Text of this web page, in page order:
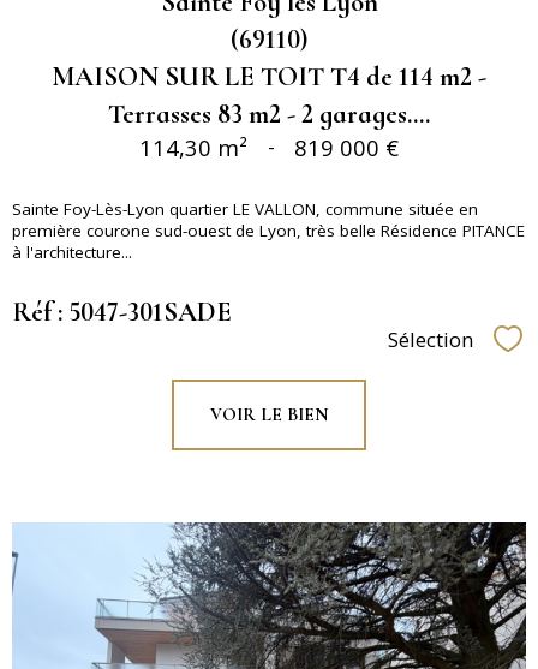
(69110)
MAISON SUR LE TOIT T4 de 114 m2 -
Terrasses 83 m2 - 2 garages....
114,30 m² - 819 000 €
Sainte Foy-Lès-Lyon quartier LE VALLON, commune située en
première courone sud-ouest de Lyon, très belle Résidence PITANCE
à l'architecture...
Réf : 5047-301SADE
Sélection
VOIR LE BIEN